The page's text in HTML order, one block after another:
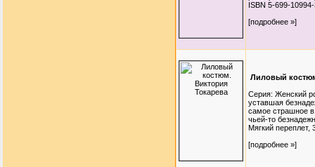
ISBN 5-699-
[подробнее »]
Лиловый
Серия: Женский
уставшая
самое страшное
чьей-то
Мягкий переплет,
[подробнее »]